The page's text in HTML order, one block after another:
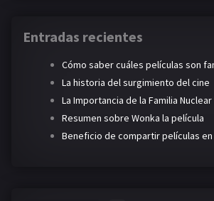
Entradas recientes
Cómo saber cuáles películas son
La historia del surgimiento del cine
La Importancia de la Familia Nuclear
Resumen sobre Wonka la película
Beneficio de compartir películas en